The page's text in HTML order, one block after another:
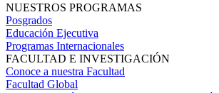
NUESTROS PROGRAMAS
Posgrados
Educación Ejecutiva
Programas Internacionales
FACULTAD E INVESTIGACIÓN
Conoce a nuestra Facultad
Facultad Global